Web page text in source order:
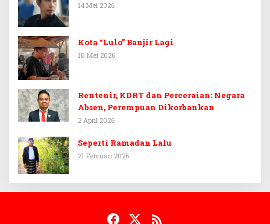
14 Mei 2026
Kota “Lulo” Banjir Lagi
10 Mei 2026
Rentenir, KDRT dan Perceraian: Negara
Absen, Perempuan Dikorbankan
2 April 2026
Seperti Ramadan Lalu
21 Februari 2026